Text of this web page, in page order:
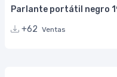
Parlante portátil negro
+62 Ventas